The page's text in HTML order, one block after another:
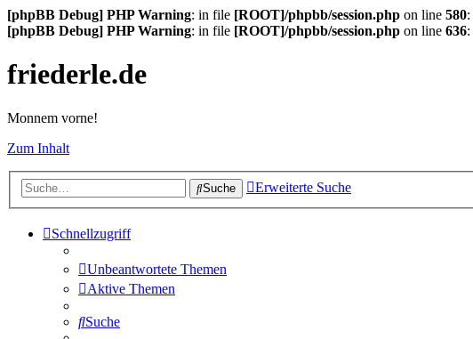
[phpBB Debug] PHP Warning: in file [ROOT]/phpbb/session.php on line 580:
[phpBB Debug] PHP Warning: in file [ROOT]/phpbb/session.php on line 636:
friederle.de
Monnem vorne!
Zum Inhalt
Suche Erweiterte Suche
Schnellzugriff
Unbeantwortete Themen
Aktive Themen
Suche